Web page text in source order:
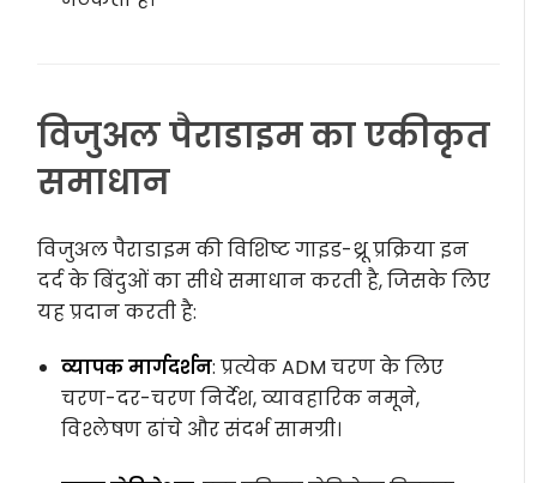
विजुअल पैराडाइम का एकीकृत
समाधान
विजुअल पैराडाइम की विशिष्ट गाइड-थ्रू प्रक्रिया इन
दर्द के बिंदुओं का सीधे समाधान करती है, जिसके लिए
यह प्रदान करती है:
व्यापक मार्गदर्शन: प्रत्येक ADM चरण के लिए
चरण-दर-चरण निर्देश, व्यावहारिक नमूने,
विश्लेषण ढांचे और संदर्भ सामग्री।